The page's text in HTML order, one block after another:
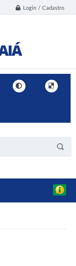
Login / Cadastro